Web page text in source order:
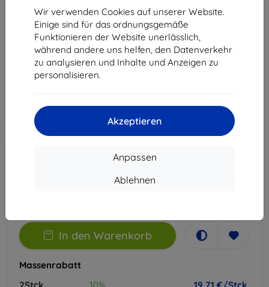
Wir verwenden Cookies auf unserer Website.
Einige sind für das ordnungsgemäße
Funktionieren der Website unerlässlich,
während andere uns helfen, den Datenverkehr
zu analysieren und Inhalte und Anzeigen zu
personalisieren.
Akzeptieren
Anpassen
Ablehnen
3mk 1UP Schutzfolie für Xiaomi 14 Civi
Geeignet für: Xiaomi 14 Civi
21,90 €
19,71 €
-10%
Rabatt mit Gutschein
EXTRA10
Warenkorb
In den Warenkorb
Massenrabatt